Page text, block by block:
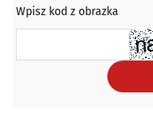
Wpisz kod z obrazka